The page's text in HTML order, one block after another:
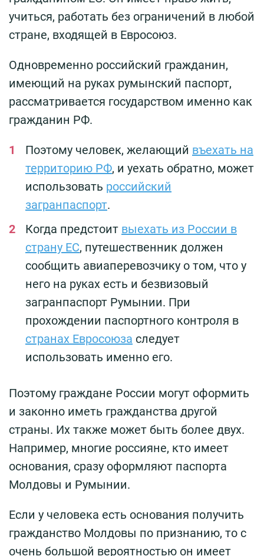
учиться, работать без ограничений в любой
стране, входящей в Евросоюз.
Одновременно российский гражданин,
имеющий на руках румынский паспорт,
рассматривается государством именно как
гражданин РФ.
Поэтому человек, желающий въехать на
территорию РФ, и уехать обратно, может
использовать российский
загранпаспорт.
Когда предстоит выехать из России в
страну ЕС, путешественник должен
сообщить авиаперевозчику о том, что у
него на руках есть и безвизовый
загранпаспорт Румынии. При
прохождении паспортного контроля в
странах Евросоюза следует
использовать именно его.
Поэтому граждане России могут оформить
и законно иметь гражданства другой
страны. Их также может быть более двух.
Например, многие россияне, кто имеет
основания, сразу оформляют паспорта
Молдовы и Румынии.
Если у человека есть основания получить
гражданство Молдовы по признанию, то с
очень большой вероятностью он имеет